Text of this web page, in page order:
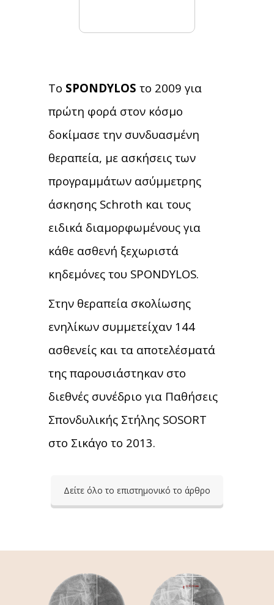
Τo SPONDYLOS το 2009 για
πρώτη φορά στον κόσμο
δοκίμασε την συνδυασμένη
θεραπεία, με ασκήσεις των
προγραμμάτων ασύμμετρης
άσκησης Schroth και τους
ειδικά διαμορφωμένους για
κάθε ασθενή ξεχωριστά
κηδεμόνες του SPONDYLOS.
Στην θεραπεία σκολίωσης
ενηλίκων συμμετείχαν 144
ασθενείς και τα αποτελέσματά
της παρουσιάστηκαν στο
διεθνές συνέδριο για Παθήσεις
Σπονδυλικής Στήλης SOSORT
στο Σικάγο το 2013.
Δείτε όλο το επιστημονικό το άρθρο